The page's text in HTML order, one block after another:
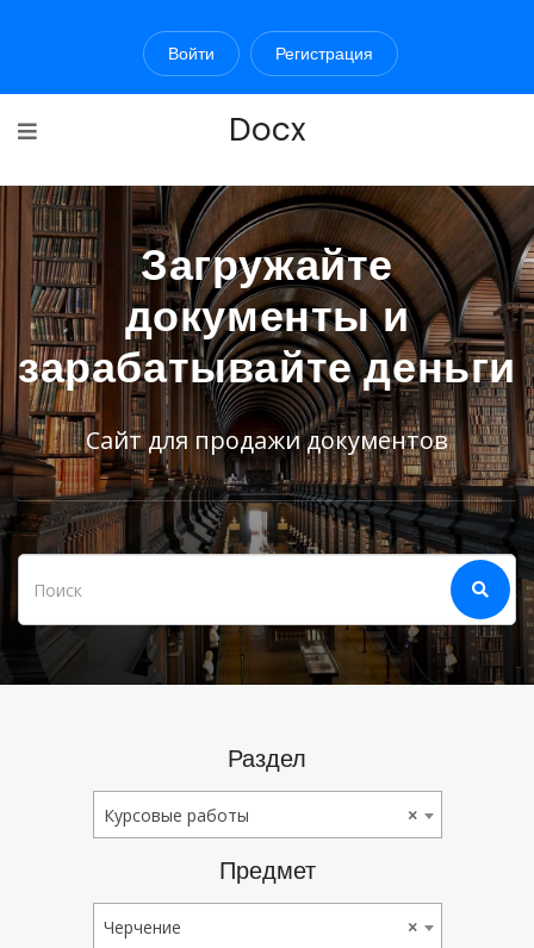
Войти Регистрация
Docx
Загружайте
документы и
зарабатывайте деньги
Сайт для продажи документов
Раздел
Курсовые Работы ×
Курсовые работы
Предмет
Черчение ×
Черчение